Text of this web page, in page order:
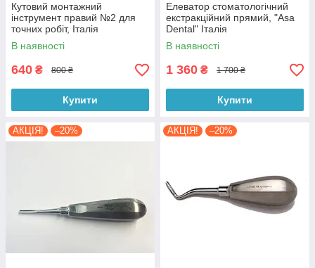
Кутовий монтажний
інструмент правий №2 для
точних робіт, Італія
В наявності
640 ₴ 800 ₴
Купити
Елеватор стоматологічний
екстракційний прямий, "Asa
Dental" Італія
В наявності
1 360 ₴ 1 700 ₴
Купити
АКЦІЯ! –20% АКЦІЯ! –20%